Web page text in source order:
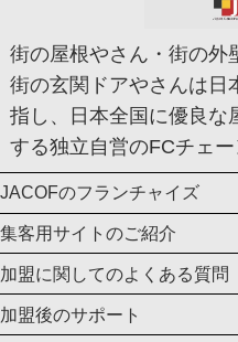
街の屋根やさん・街の外
街の玄関ドアやさんは日
指し、日本全国に優良な
する独立自営のFCチェー
JACOFのフランチャイズ
集客用サイトのご紹介
加盟に関してのよくある質問
加盟後のサポート